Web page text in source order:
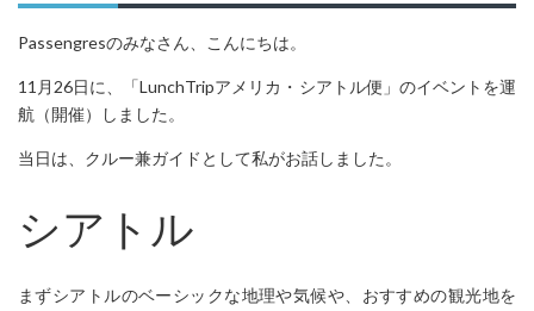
Passengresのみなさん、こんにちは。
11月26日に、「LunchTripアメリカ・シアトル便」のイベントを運
航（開催）しました。
当日は、クルー兼ガイドとして私がお話しました。
シアトル
まずシアトルのベーシックな地理や気候や、おすすめの観光地を